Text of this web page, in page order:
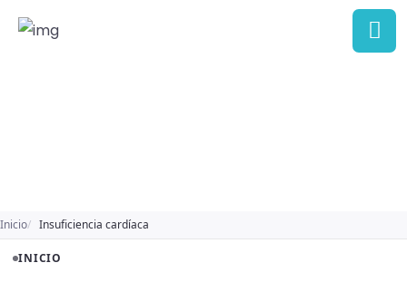
Inicio Insuficiencia cardíaca
INICIO